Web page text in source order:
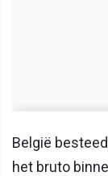
België
het bruto